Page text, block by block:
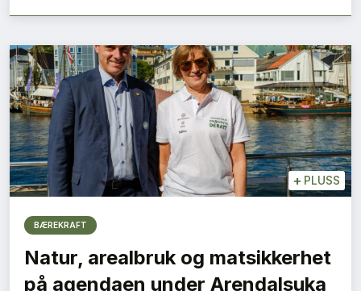
+ PLUSS
BÆREKRAFT
Natur, arealbruk og matsikkerhet
på agendaen under Arendalsuka